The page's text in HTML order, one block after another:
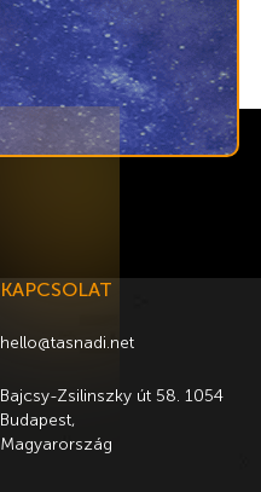
KAPCSOLAT
hello@tasnadi.net
Bajcsy-Zsilinszky út 58. 1054
Budapest,
Magyarország